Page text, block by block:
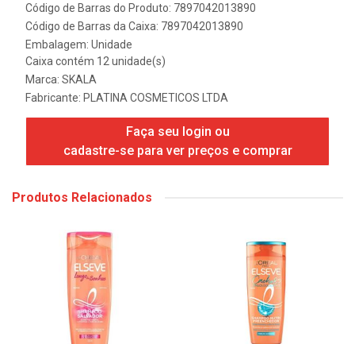
Código de Barras do Produto: 7897042013890
Código de Barras da Caixa: 7897042013890
Embalagem: Unidade
Caixa contém 12 unidade(s)
Marca: SKALA
Fabricante: PLATINA COSMETICOS LTDA
Faça seu login ou
cadastre-se para ver preços e comprar
Produtos Relacionados